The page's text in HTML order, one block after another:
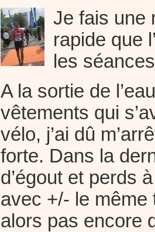
Je fais une
rapide que
les
A la sortie de
vêtements qui
vélo, j’ai dû
forte. Dans la
d’égout et perds
avec +/- le même
alors pas encore